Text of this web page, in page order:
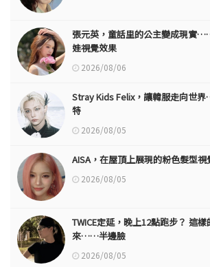
張元英，童話里的公主變成現實
娃視覺效果
2026/08/06
Stray Kids Felix，讓韓服走向
特
2026/08/05
AISA，在屋頂上展現的粉色髮型
2026/08/05
TWICE定延，晚上12點跑步？ 這
來……半邊臉
2026/08/05